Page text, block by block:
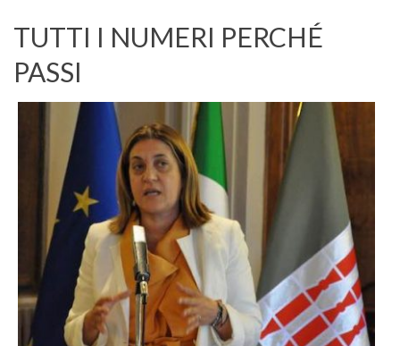
TUTTI I NUMERI PERCHÉ
PASSI